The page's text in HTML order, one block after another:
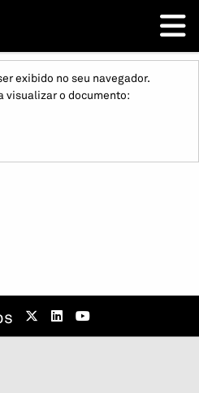
exibido no seu navegador.
visualizar o documento: